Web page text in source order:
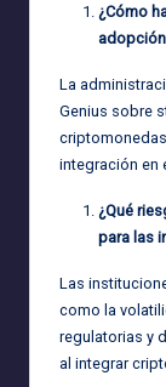
¿Cómo
La
Genius sobre
integración en
¿Qué
para las
Las
como la
regulatorias y
al integrar